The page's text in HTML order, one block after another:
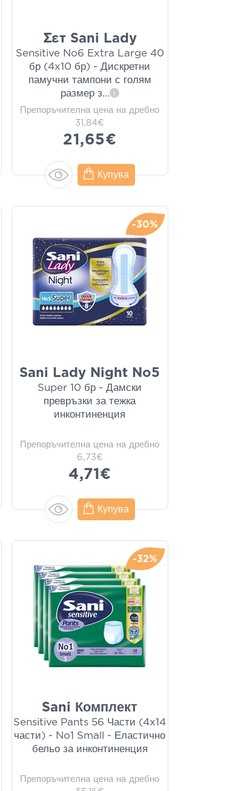
Σετ Sani Lady
Sensitive No6 Extra Large 40
бр (4x10 бр) - Дискретни
памучни тампони с голям
размер з... i
Препоръчителна цена на дребно
31,84€
21,65€
Купува
-30%
Sani Lady Night No5
Super 10 бр - Дамски
превръзки за тежка
инконтиненция
Препоръчителна цена на дребно
6,73€
4,71€
Купува
-32%
Sani Комплект
Sensitive Pants 56 Части (4x14
части) - No1 Small - Еластично
бельо за инконтиненция
Препоръчителна цена на дребно